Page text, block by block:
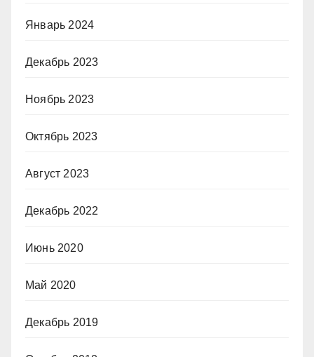
Январь 2024
Декабрь 2023
Ноябрь 2023
Октябрь 2023
Август 2023
Декабрь 2022
Июнь 2020
Май 2020
Декабрь 2019